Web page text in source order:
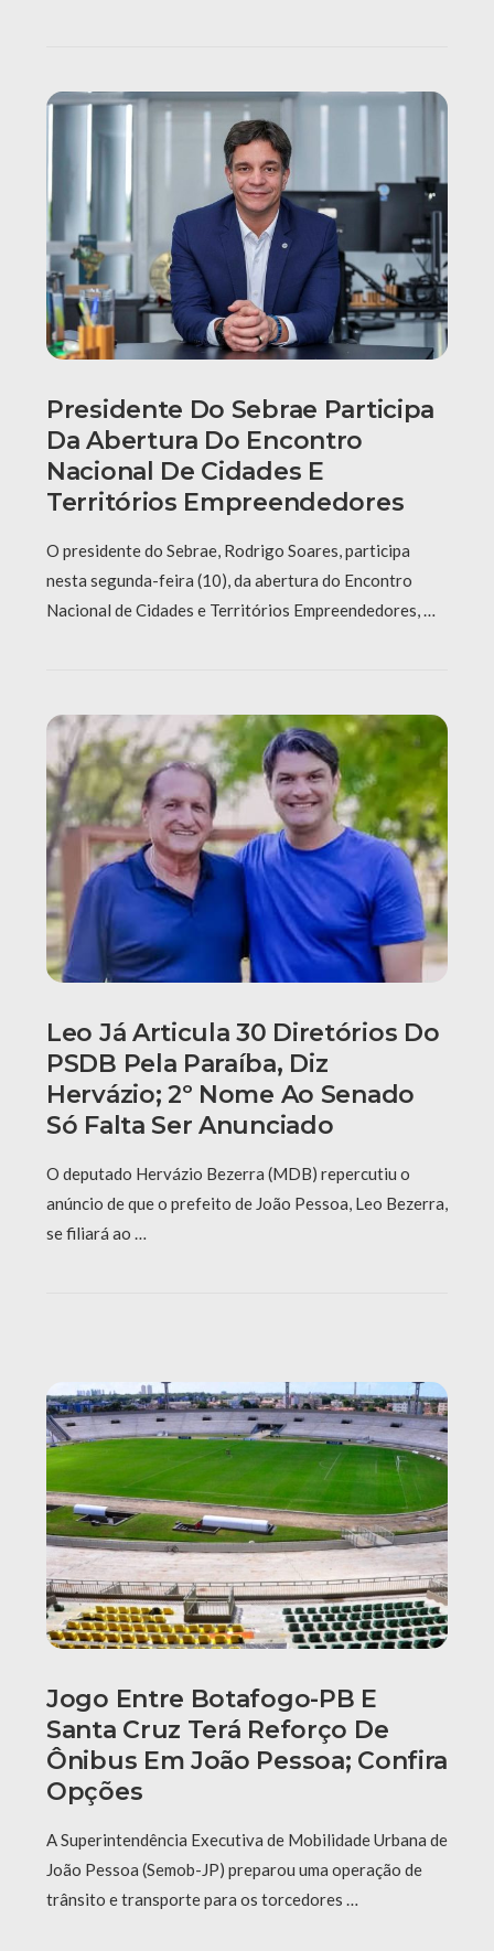
Presidente Do Sebrae Participa
Da Abertura Do Encontro
Nacional De Cidades E
Territórios Empreendedores
O presidente do Sebrae, Rodrigo Soares, participa
nesta segunda-feira (10), da abertura do Encontro
Nacional de Cidades e Territórios Empreendedores, …
Leo Já Articula 30 Diretórios Do
PSDB Pela Paraíba, Diz
Hervázio; 2º Nome Ao Senado
Só Falta Ser Anunciado
O deputado Hervázio Bezerra (MDB) repercutiu o
anúncio de que o prefeito de João Pessoa, Leo Bezerra,
se filiará ao …
Jogo Entre Botafogo-PB E
Santa Cruz Terá Reforço De
Ônibus Em João Pessoa; Confira
Opções
A Superintendência Executiva de Mobilidade Urbana de
João Pessoa (Semob-JP) preparou uma operação de
trânsito e transporte para os torcedores …